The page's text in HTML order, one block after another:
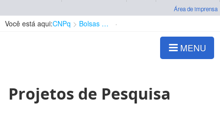
Área de imprensa
Você está aqui:CNPq Bolsas e Auxílios Vigentes
MENU
Projetos de Pesquisa